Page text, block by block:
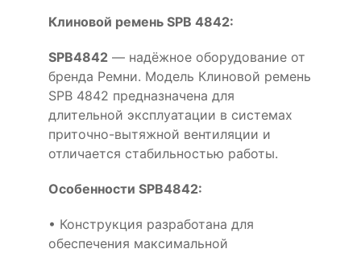
Клиновой ремень SPB 4842:
SPB4842 — надёжное оборудование от
бренда Ремни. Модель Клиновой ремень
SPB 4842 предназначена для
длительной эксплуатации в системах
приточно-вытяжной вентиляции и
отличается стабильностью работы.
Особенности SPB4842:
• Конструкция разработана для
обеспечения максимальной